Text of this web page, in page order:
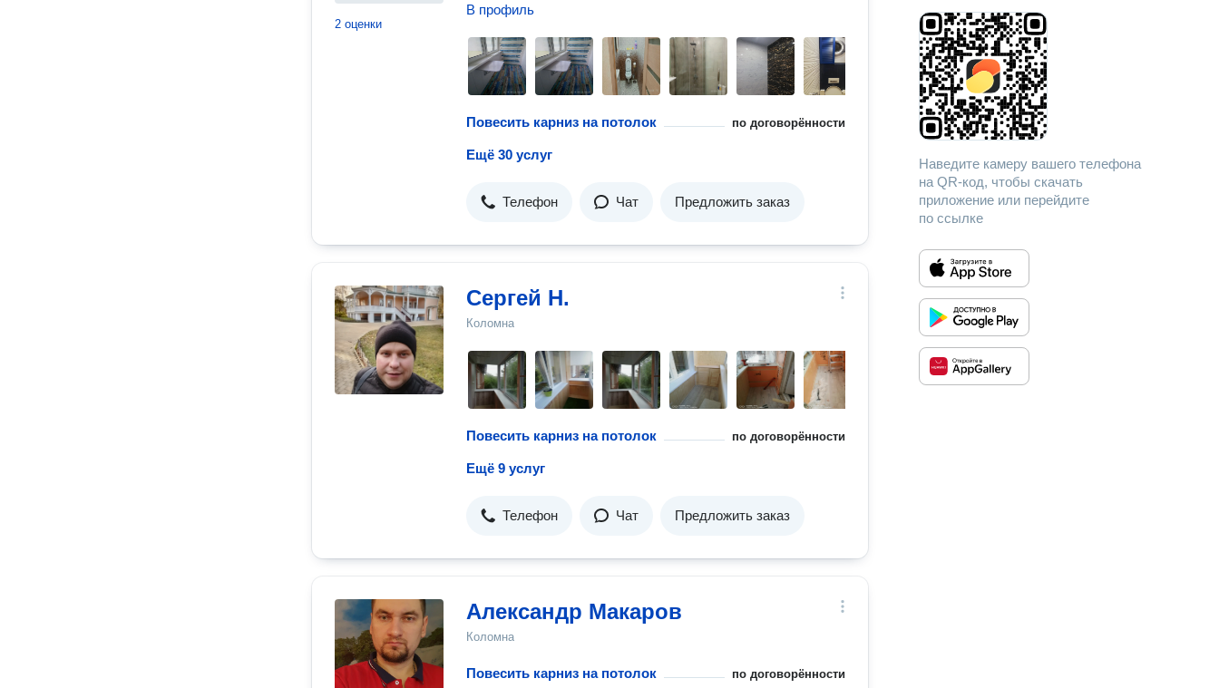
2 оценки
В профиль
Повесить карниз на потолок по договорённости
Ещё 30 услуг
Телефон Чат Предложить заказ
Сергей Н.
Коломна
Повесить карниз на потолок по договорённости
Ещё 9 услуг
Телефон Чат Предложить заказ
Александр Макаров
Коломна
Повесить карниз на потолок по договорённости
Наведите камеру вашего телефона
на QR-код, чтобы скачать
приложение или перейдите
по ссылке